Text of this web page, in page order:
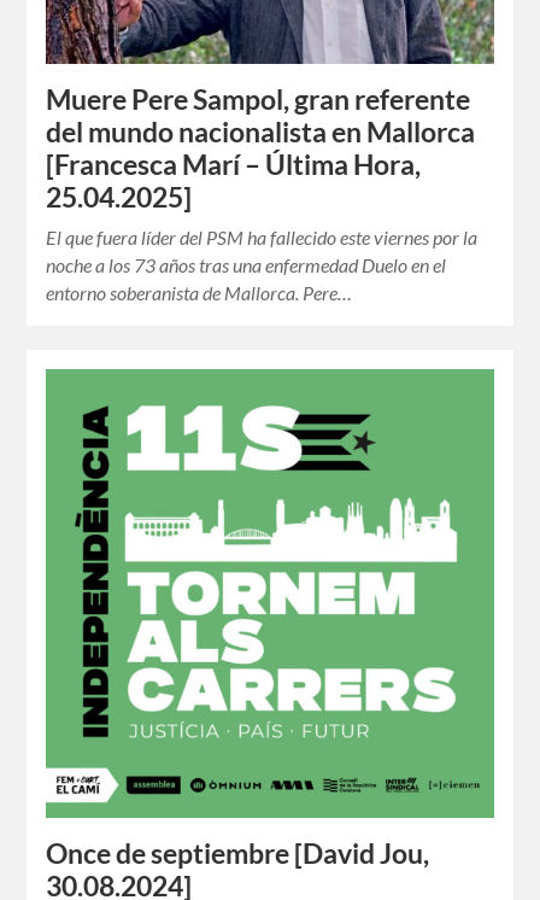
Muere Pere Sampol, gran referente
del mundo nacionalista en Mallorca
[Francesca Marí – Última Hora,
25.04.2025]
El que fuera líder del PSM ha fallecido este viernes por la
noche a los 73 años tras una enfermedad Duelo en el
entorno soberanista de Mallorca. Pere…
Once de septiembre [David Jou,
30.08.2024]